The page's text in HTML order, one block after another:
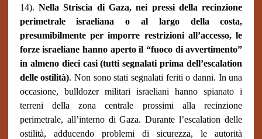
14). Nella Striscia di Gaza, nei pressi della recinzione
perimetrale israeliana o al largo della costa,
presumibilmente per imporre restrizioni all’accesso, le
forze israeliane hanno aperto il “fuoco di avvertimento”
in almeno dieci casi (tutti segnalati prima dell’escalation
delle ostilità). Non sono stati segnalati feriti o danni. In una
occasione, bulldozer militari israeliani hanno spianato i
terreni della zona centrale prossimi alla recinzione
perimetrale, all’interno di Gaza. Durante l’escalation delle
ostilità, adducendo problemi di sicurezza, le autorità